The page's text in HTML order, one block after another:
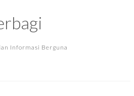
Informasi Berguna